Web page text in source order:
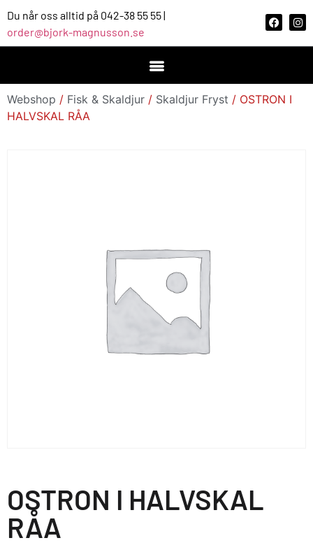
Du når oss alltid på 042-38 55 55 |
order@bjork-magnusson.se
Webshop / Fisk & Skaldjur / Skaldjur Fryst / OSTRON I
HALVSKAL RÅA
OSTRON I HALVSKAL
RÅA